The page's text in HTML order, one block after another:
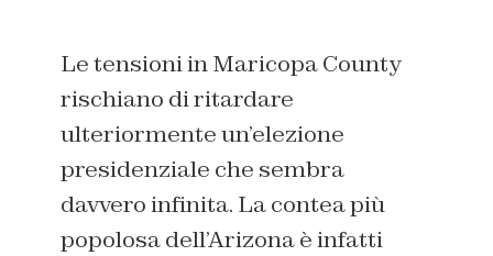
Le tensioni in Maricopa County
rischiano di ritardare
ulteriormente un’elezione
presidenziale che sembra
davvero infinita. La contea più
popolosa dell’Arizona è infatti